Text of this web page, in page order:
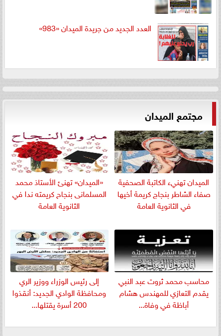
العدد الجديد من جريدة الميدان «983»
مجتمع الميدان
الميدان تهنيء الكاتبة الصحفية
صفاء الشاطر بنجاج كريمة أخيها
في الثانوية العامة
«الميدان» تهنئ الأستاذ محمد
المسلمانى بنجاح كريمته ندا في
الثانوية العامة
​محاسب محمد ثروت عبد النبي
يقدم التعازي للمهندس هشام
أباظة في وفاة...
إلى رئيس الوزراء ووزير الري
ومحافظة الوادي الجديد: أنقذوا
200 أسرة يقتلها...